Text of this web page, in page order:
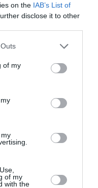
on the IAB’s List of
disclose it to other
of my
of my
with the
Μία
από έναν
τον
μεγαλώνοντας τον
υποστηρικτή στο
ηθοποιού
και από τον
σειρά